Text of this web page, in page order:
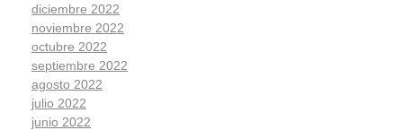
diciembre 2022
noviembre 2022
octubre 2022
septiembre 2022
agosto 2022
julio 2022
junio 2022